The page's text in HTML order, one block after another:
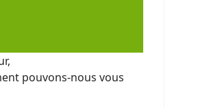
pouvons-nous vous